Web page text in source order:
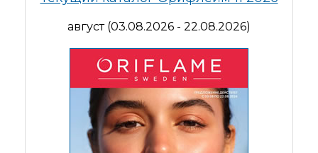
август (03.08.2026 - 22.08.2026)